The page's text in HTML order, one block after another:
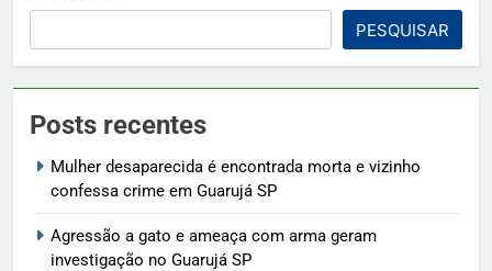
PESQUISAR
Posts recentes
Mulher desaparecida é encontrada morta e vizinho
confessa crime em Guarujá SP
Agressão a gato e ameaça com arma geram
investigação no Guarujá SP